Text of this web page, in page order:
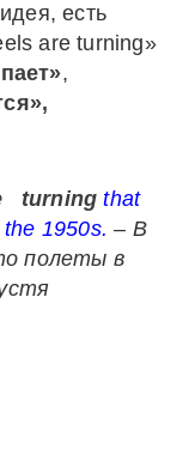
есть
are turning»
,
turning that
the 1950s. – В
полеты в